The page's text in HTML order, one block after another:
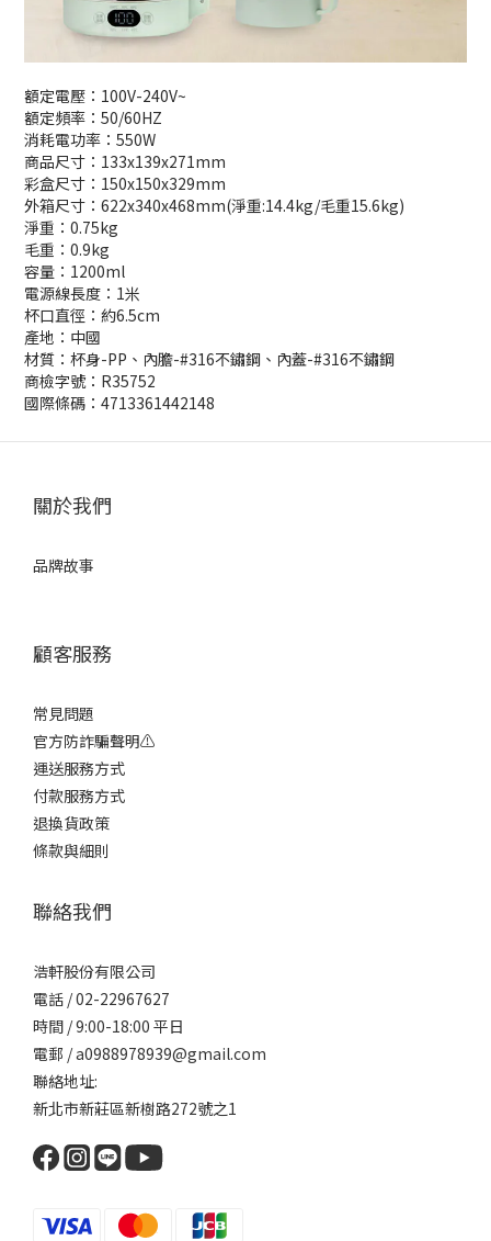
額定電壓：100V-240V~
額定頻率：50/60HZ
消耗電功率：550W
商品尺寸：133x139x271mm
彩盒尺寸：150x150x329mm
外箱尺寸：622x340x468mm(淨重:14.4kg/毛重15.6kg)
淨重：0.75kg
毛重：0.9kg
容量：1200ml
電源線長度：1米
杯口直徑：約6.5cm
產地：中國
材質：杯身-PP、內膽-#316不鏽鋼、內蓋-#316不鏽鋼
商檢字號：R35752
國際條碼：4713361442148
關於我們
品牌故事
顧客服務
常見問題
官方防詐騙聲明⚠️
運送服務方式
付款服務方式
退換貨政策
條款與細則
聯絡我們
浩軒股份有限公司
電話 / 02-22967627
時間 / 9:00-18:00 平日
電郵 / a0988978939@gmail.com
聯絡地址:
新北市新莊區新樹路272號之1